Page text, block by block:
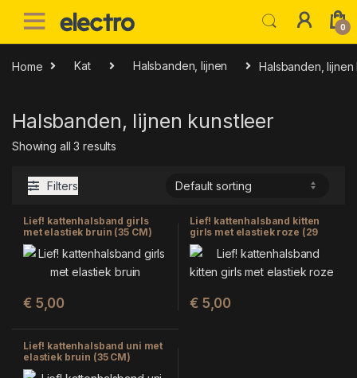
0
Home Kat Halsbanden, lijnen Halsbanden,
Halsbanden, lijnen kunstleer
Showing all 3 results
Filters
Lief! kattenhalsband girls
met elastiek bruin (35 CM)
€ 5,00
Lief! kattenhalsband kitten
girls met elastiek roze (29
CM)
€ 5,00
Lief! kattenhalsband uni met
elastiek bruin (35 CM)